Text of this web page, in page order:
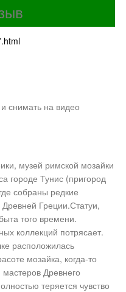
снимать на видео
музей римской мозайки
городе Тунис (пригород
собраны редкие
Греции.Статуи,
того времени.
коллекций потрясает.
расположилась
мозайка, когда-то
Древнего
теряется чувство
отзыв